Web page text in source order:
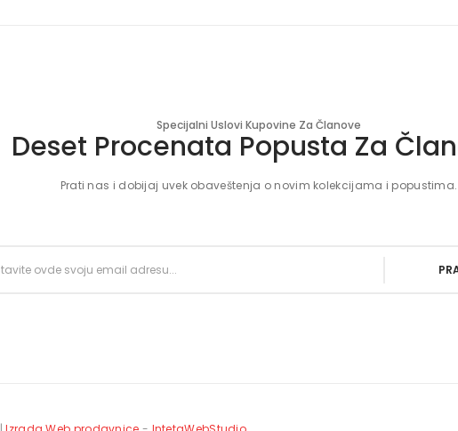
Specijalni Uslovi Kupovine Za Članove
Deset Procenata Popusta Za
Prati nas i dobijaj uvek obaveštenja o novim kolekcijama i popustima.